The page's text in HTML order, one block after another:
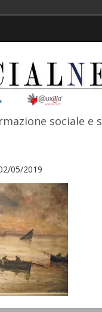
sociale e
05/2019